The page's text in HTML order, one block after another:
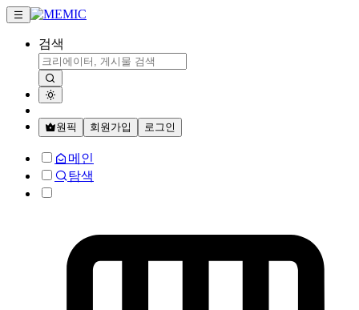
검색
원픽 회원가입 로그인
메인
탐색